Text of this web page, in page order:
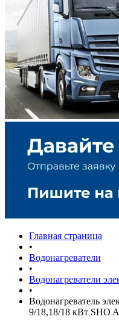
Главная страница
•
Водонагреватели
•
Водонагреватели
•
Водонагреватель
9/18,18/18 кВт SHO